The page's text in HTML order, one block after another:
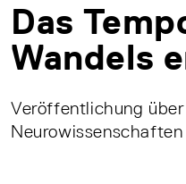
Das
Wandels
Veröffentlichung
Neurowissenschaften